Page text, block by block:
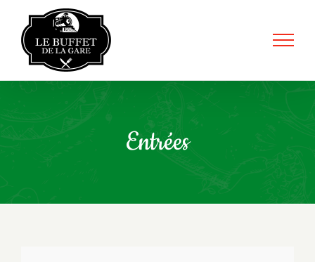
content
Entrées